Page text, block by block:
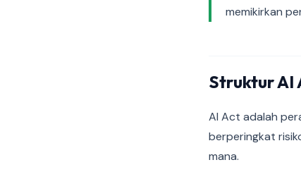
memikirkan
Struktur AI
AI Act adalah
berperingkat
mana.